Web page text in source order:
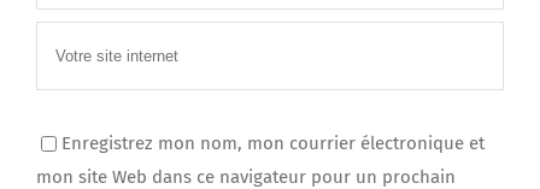
Enregistrez mon nom, mon courrier électronique et
mon site Web dans ce navigateur pour un prochain